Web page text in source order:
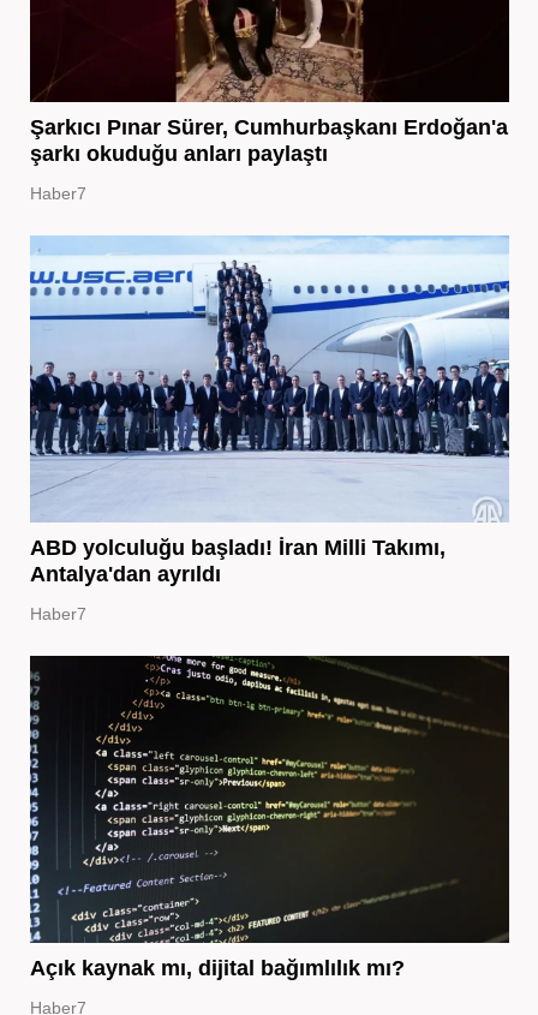
Şarkıcı Pınar Sürer, Cumhurbaşkanı Erdoğan'a
şarkı okuduğu anları paylaştı
Haber7
ABD yolculuğu başladı! İran Milli Takımı,
Antalya'dan ayrıldı
Haber7
Açık kaynak mı, dijital bağımlılık mı?
Haber7